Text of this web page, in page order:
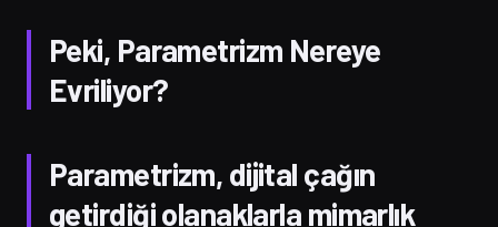
Peki, Parametrizm Nereye
Evriliyor?
Parametrizm, dijital çağın
getirdiği olanaklarla mimarlık